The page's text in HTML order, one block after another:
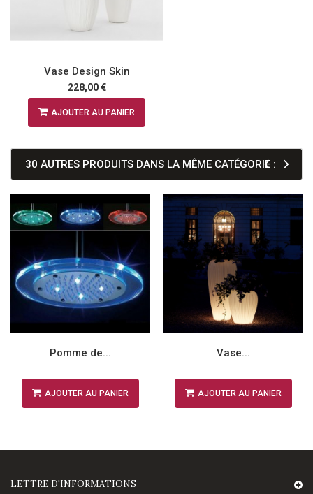
Vase Design Skin
228,00 €
AJOUTER AU PANIER
30 AUTRES PRODUITS DANS LA MÊME CATÉGORIE :
Pomme de...
AJOUTER AU PANIER
Vase...
AJOUTER AU PANIER
LETTRE D'INFORMATIONS